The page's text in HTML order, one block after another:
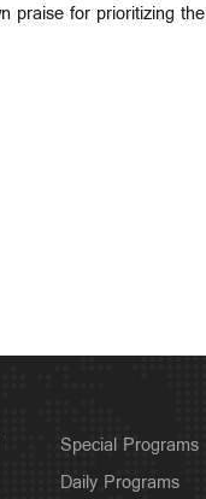
praise for prioritizing
Special Programs
Daily Programs